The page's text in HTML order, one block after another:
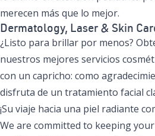
merecen más que lo mejor.
Dermatology, Laser & Skin
¿Listo para brillar por menos?
nuestros mejores servicios
con un capricho: como
disfruta de un tratamiento facial
¡Su viaje hacia una piel radiante
We are committed to keeping